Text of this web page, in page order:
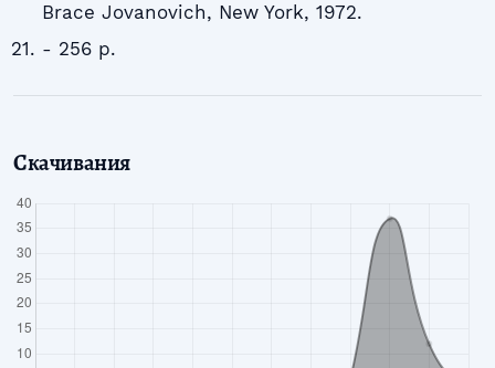
Brace Jovanovich, New York, 1972.
- 256 p.
Скачивания